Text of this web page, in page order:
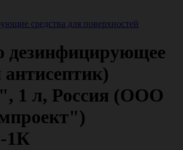
средства для поверхностей
дезинфицирующее
1 л, Россия (ООО
1К